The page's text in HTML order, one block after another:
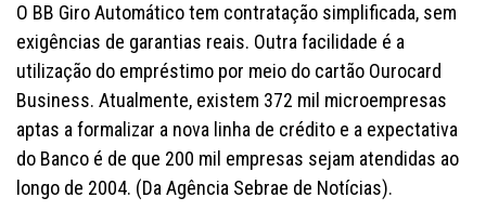
O BB Giro Automático tem contratação simplificada, sem
exigências de garantias reais. Outra facilidade é a
utilização do empréstimo por meio do cartão Ourocard
Business. Atualmente, existem 372 mil microempresas
aptas a formalizar a nova linha de crédito e a expectativa
do Banco é de que 200 mil empresas sejam atendidas ao
longo de 2004. (Da Agência Sebrae de Notícias).